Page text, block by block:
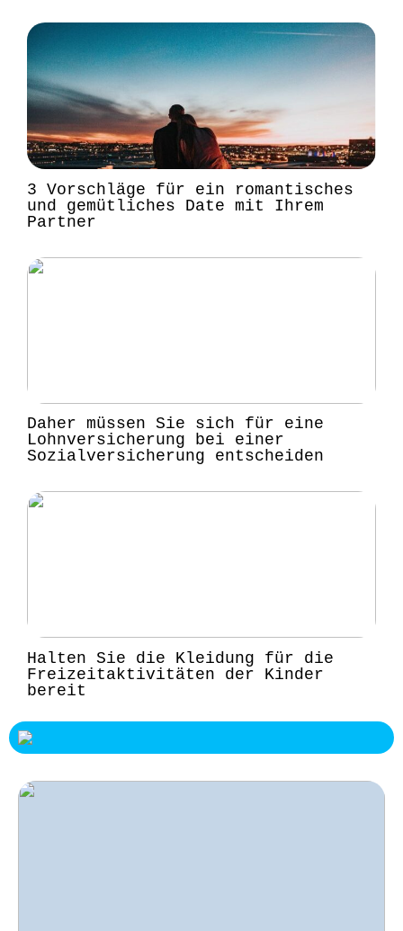
3 Vorschläge für ein romantisches
und gemütliches Date mit Ihrem
Partner
Daher müssen Sie sich für eine
Lohnversicherung bei einer
Sozialversicherung entscheiden
Halten Sie die Kleidung für die
Freizeitaktivitäten der Kinder
bereit